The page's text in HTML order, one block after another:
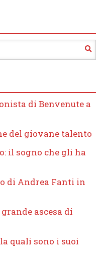
di Benvenute a
del giovane talento
il sogno che gli ha
di Andrea Fanti in
ascesa di
quali sono i suoi